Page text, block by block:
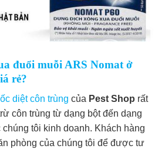
đuổi muỗi ARS Nomat ở
rẻ?
diệt côn trùng của Pest Shop rất
côn trùng từ dạng bột đến dạng
tôi kinh doanh. Khách hàng
phòng của chúng tôi để được tư